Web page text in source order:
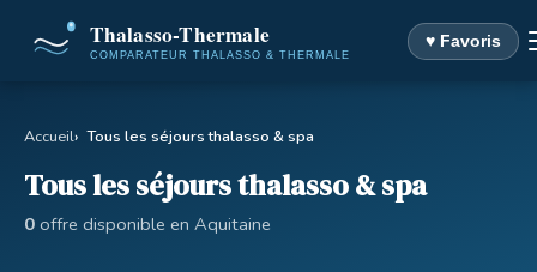
♥ Favoris
Accueil Tous les séjours thalasso & spa
Tous les séjours thalasso & spa
0 offre disponible en Aquitaine